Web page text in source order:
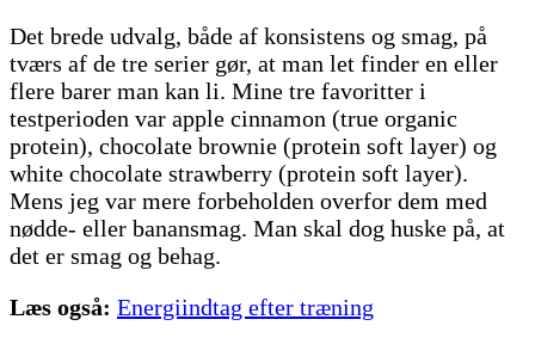
Det brede udvalg, både af konsistens og smag, på
tværs af de tre serier gør, at man let finder en eller
flere barer man kan li. Mine tre favoritter i
testperioden var apple cinnamon (true organic
protein), chocolate brownie (protein soft layer) og
white chocolate strawberry (protein soft layer).
Mens jeg var mere forbeholden overfor dem med
nødde- eller banansmag. Man skal dog huske på, at
det er smag og behag.
Læs også: Energiindtag efter træning